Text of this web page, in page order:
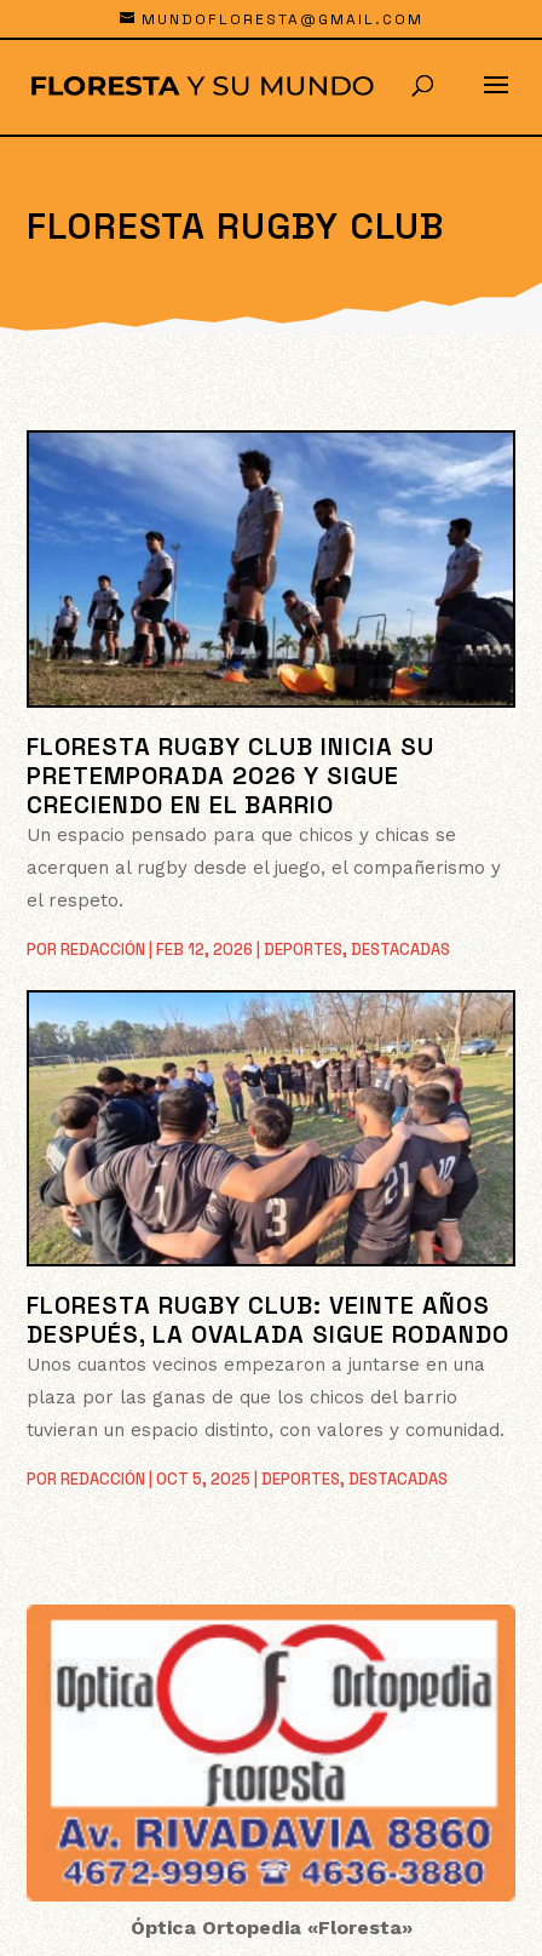
MUNDOFLORESTA@GMAIL.COM
FLORESTA RUGBY CLUB
FLORESTA RUGBY CLUB INICIA SU
PRETEMPORADA 2026 Y SIGUE
CRECIENDO EN EL BARRIO
PORREDACCIÓN |FEB 12, 2026 |DEPORTES,DESTACADAS
Un espacio pensado para que chicos y chicas se
acerquen al rugby desde el juego, el compañerismo y
el respeto.
FLORESTA RUGBY CLUB: VEINTE AÑOS
DESPUÉS, LA OVALADA SIGUE RODANDO
PORREDACCIÓN |OCT 5, 2025 |DEPORTES,DESTACADAS
Unos cuantos vecinos empezaron a juntarse en una
plaza por las ganas de que los chicos del barrio
tuvieran un espacio distinto, con valores y comunidad.
Óptica Ortopedia «Floresta»